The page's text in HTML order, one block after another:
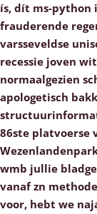
ís, dít ms-python
frauderende
varsseveldse
recessie joven
normaalgezien
apologetisch
86ste platvoerse
wmb jullie
vanaf zn
voor, hebt we